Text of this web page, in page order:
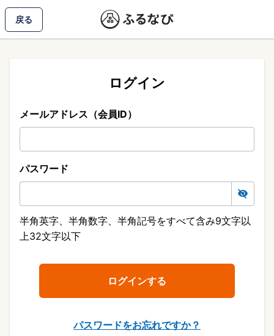
戻る
ログイン
メールアドレス（会員ID）
パスワード
半角英字、半角数字、半角記号をすべて含み9文字以
上32文字以下
パスワードをお忘れですか？